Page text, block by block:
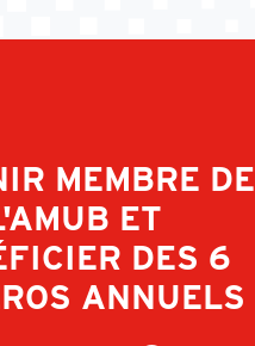
MEMBRE DE
ET
DES 6
ANNUELS